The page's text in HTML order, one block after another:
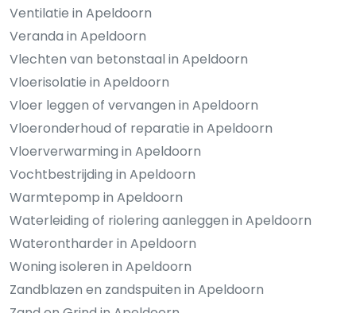
Ventilatie in Apeldoorn
Veranda in Apeldoorn
Vlechten van betonstaal in Apeldoorn
Vloerisolatie in Apeldoorn
Vloer leggen of vervangen in Apeldoorn
Vloeronderhoud of reparatie in Apeldoorn
Vloerverwarming in Apeldoorn
Vochtbestrijding in Apeldoorn
Warmtepomp in Apeldoorn
Waterleiding of riolering aanleggen in Apeldoorn
Waterontharder in Apeldoorn
Woning isoleren in Apeldoorn
Zandblazen en zandspuiten in Apeldoorn